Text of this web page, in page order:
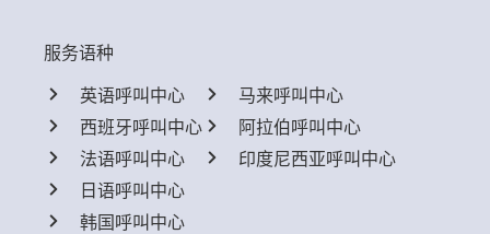
服务语种
英语呼叫中心
西班牙呼叫中心
法语呼叫中心
日语呼叫中心
韩国呼叫中心
马来呼叫中心
阿拉伯呼叫中心
印度尼西亚呼叫中心